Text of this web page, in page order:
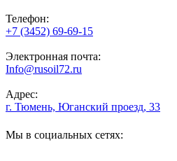
Телефон:
+7 (3452) 69-69-15
Электронная почта:
Info@rusoil72.ru
Адрес:
г. Тюмень, Юганский проезд, 33
Мы в социальных сетях: